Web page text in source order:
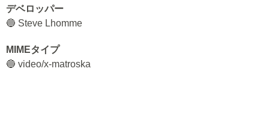
デベロッパー
🔵 Steve Lhomme
MIMEタイプ
🔵 video/x-matroska